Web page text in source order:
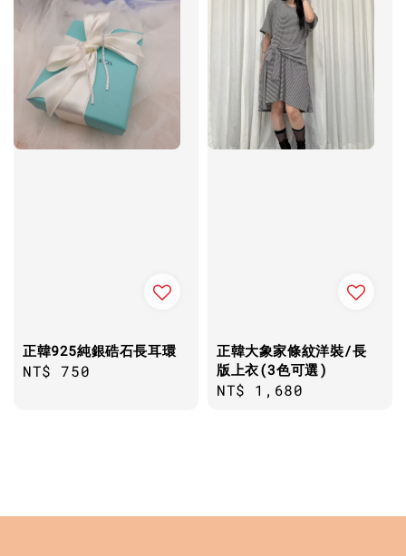
正韓925純銀硞石長耳環
Regular
NT$ 750
正韓大象家條紋洋裝/長
版上衣(3色可選)
Regular
NT$ 1,680